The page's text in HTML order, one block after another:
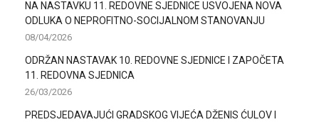
NA NASTAVKU 11. REDOVNE SJEDNICE USVOJENA NOVA
ODLUKA O NEPROFITNO-SOCIJALNOM STANOVANJU
08/04/2026
ODRŽAN NASTAVAK 10. REDOVNE SJEDNICE I ZAPOČETA
11. REDOVNA SJEDNICA
26/03/2026
PREDSJEDAVAJUĆI GRADSKOG VIJEĆA DŽENIS ĆULOV I